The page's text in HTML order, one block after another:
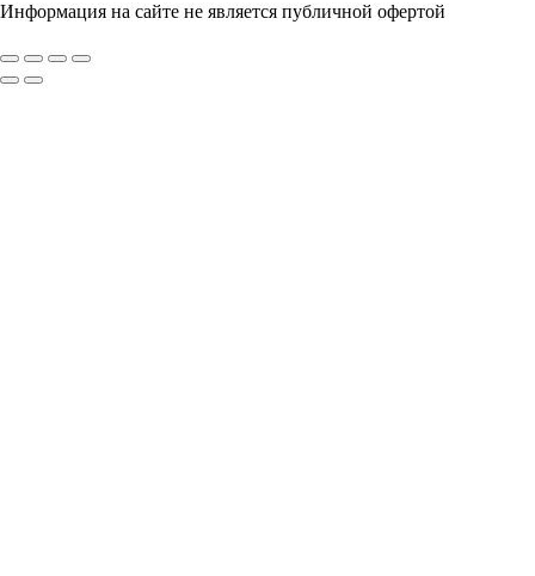
Информация на сайте не является публичной офертой